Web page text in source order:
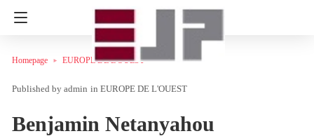
Homepage EUROPE DE L'OUEST
admin in EUROPE DE L'OUEST
Benjamin Netanyahou